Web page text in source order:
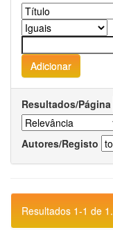
Resultados/Página
Autores/Registo
Resultados 1-1 de 1.